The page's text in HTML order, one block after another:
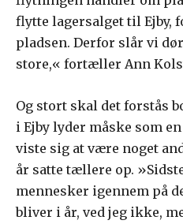
flytte lagersalget til Ejby,
pladsen. Derfor slår vi
store,« fortæller Ann
Og stort skal det forstås
i Ejby lyder måske som
viste sig at være noget
år satte tællere op.
mennesker igennem på
bliver i år, ved jeg ikke,